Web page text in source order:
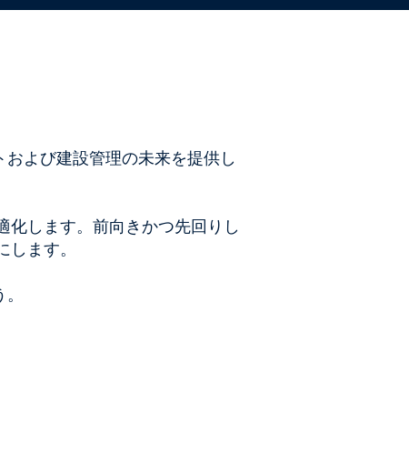
よび建設管理の未来を提供し
化します。前向きかつ先回りし
ます。